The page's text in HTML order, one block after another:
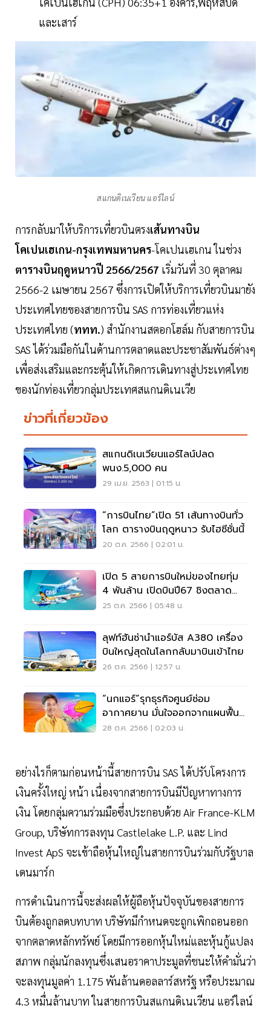
และเสาร์
สแกนดิเนเวียน แอร์ไลน์
การกลับมาให้บริการเที่ยวบินตรงเส้นทางบิน
โคเปนเฮเกน-กรุงเทพมหานคร-โคเปนเฮเกน ในช่วง
ตารางบินฤดูหนาวปี 2566/2567 เริ่มวันที่ 30 ตุลาคม
2566-2 เมษายน 2567 ซึ่งการเปิดให้บริการเที่ยวบินมายัง
ประเทศไทยของสายการบิน SAS การท่องเที่ยวแห่ง
ประเทศไทย (ททท.) สำนักงานสตอกโฮล์ม กับสายการบิน
SAS ได้ร่วมมือกันในด้านการตลาดและประชาสัมพันธ์ต่างๆ
เพื่อส่งเสริมและกระตุ้นให้เกิดการเดินทางสู่ประเทศไทย
ของนักท่องเที่ยวกลุ่มประเทศสแกนดิเนเวีย
ข่าวที่เกี่ยวข้อง
สแกนดิเนเวียนแอร์ไลน์ปลด
พนง.5,000 คน
29 เม.ย. 2563 | 01:15 น.
“การบินไทย”เปิด 51 เส้นทางบินทั่ว
โลก ตารางบินฤดูหนาว รับไฮซีซั่นนี้
20 ต.ค. 2566 | 02:01 น.
เปิด 5 สายการบินใหม่ของไทยทุ่ม
4 พันล้าน เปิดบินปี67 ชิงตลาด
3.2 แสนล้าน
25 ต.ค. 2566 | 05:48 น.
ลุฟท์ฮันซ่านำแอร์บัส A380 เครื่อง
บินใหญ่สุดในโลกกลับมาบินเข้าไทย
26 ต.ค. 2566 | 12:57 น.
“นกแอร์”รุกธุรกิจศูนย์ซ่อม
อากาศยาน มั่นใจออกจากแผนฟื้นฟู
ปี 2569
28 ต.ค. 2566 | 02:03 น.
อย่างไรก็ตามก่อนหน้านี้สายการบิน SAS ได้ปรับโครงการ
เงินครั้งใหญ่ หน้า เนื่องจากสายการบินมีปัญหาทางการ
เงิน โดยกลุ่มความร่วมมือซึ่งประกอบด้วย Air France-KLM
Group, บริษัทการลงทุน Castlelake L.P. และ Lind
Invest ApS จะเข้าถือหุ้นใหญ่ในสายการบินร่วมกับรัฐบาล
เดนมาร์ก
การดำเนินการนี้จะส่งผลให้ผู้ถือหุ้นปัจจุบันของสายการ
บินต้องถูกลดบทบาท บริษัทมีกำหนดจะถูกเพิกถอนออก
จากตลาดหลักทรัพย์ โดยมีการออกหุ้นใหม่และหุ้นกู้แปลง
สภาพ กลุ่มนักลงทุนซึ่งเสนอราคาประมูลที่ชนะให้คำมั่นว่า
จะลงทุนมูลค่า 1.175 พันล้านดอลลาร์สหรัฐ หรือประมาณ
4.3 หมื่นล้านบาท ในสายการบินสแกนดิเนเวียน แอร์ไลน์